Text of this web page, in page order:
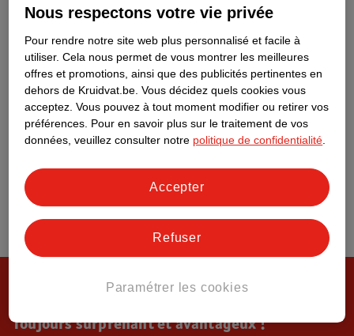
Toujours surprenant et avantageux !
Nous respectons votre vie privée
Pour rendre notre site web plus personnalisé et facile à
utiliser. Cela nous permet de vous montrer les meilleures
offres et promotions, ainsi que des publicités pertinentes en
dehors de Kruidvat.be. Vous décidez quels cookies vous
acceptez. Vous pouvez à tout moment modifier ou retirer vos
préférences. Pour en savoir plus sur le traitement de vos
données, veuillez consulter notre politique de confidentialité
Paramétrer les cookies
Refuser
Accepter